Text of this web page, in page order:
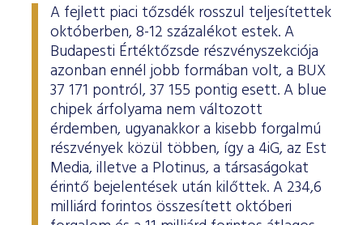
A fejlett piaci tőzsdék rosszul teljesítettek
októberben, 8-12 százalékot estek. A
Budapesti Értéktőzsde részvényszekciója
azonban ennél jobb formában volt, a BUX
37 171 pontról, 37 155 pontig esett. A blue
chipek árfolyama nem változott
érdemben, ugyanakkor a kisebb forgalmú
részvények közül többen, így a 4iG, az Est
Media, illetve a Plotinus, a társaságokat
érintő bejelentések után kilőttek. A 234,6
milliárd forintos összesített októberi